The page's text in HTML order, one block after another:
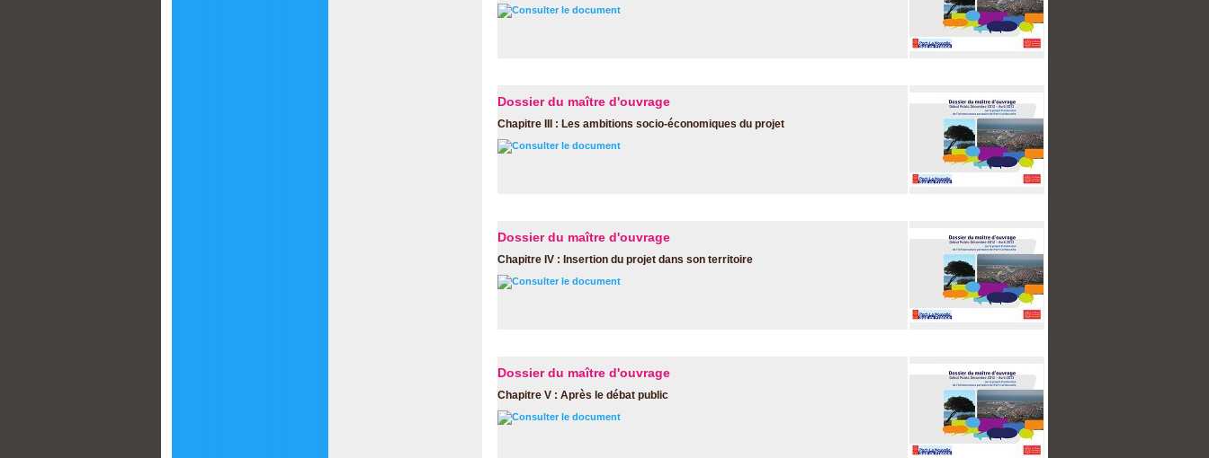
Consulter le document
Dossier du maître d'ouvrage
Chapitre III : Les ambitions socio-économiques du projet
Consulter le document
Dossier du maître d'ouvrage
Chapitre IV : Insertion du projet dans son territoire
Consulter le document
Dossier du maître d'ouvrage
Chapitre V : Après le débat public
Consulter le document